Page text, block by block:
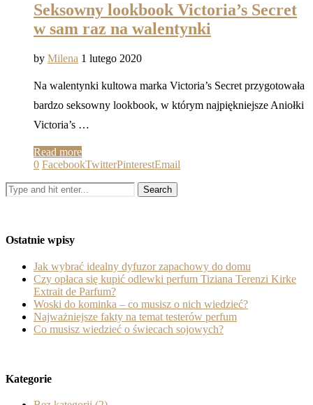
Seksowny lookbook Victoria’s Secret
w sam raz na walentynki
by Milena 1 lutego 2020
Na walentynki kultowa marka Victoria’s Secret przygotowała
bardzo seksowny lookbook, w którym najpiękniejsze Aniołki
Victoria’s …
Read more
0 FacebookTwitterPinterestEmail
Ostatnie wpisy
Jak wybrać idealny dyfuzor zapachowy do domu
Czy opłaca się kupić odlewki perfum Tiziana Terenzi Kirke
Extrait de Parfum?
Woski do kominka – co musisz o nich wiedzieć?
Najważniejsze fakty na temat testerów perfum
Co musisz wiedzieć o świecach sojowych?
Kategorie